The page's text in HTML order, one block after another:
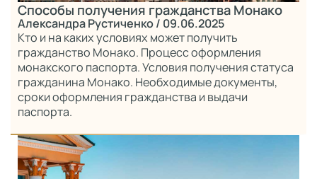
Способы получения гражданства Монако
Александра Рустиченко/ 09.06.2025
Кто и на каких условиях может получить
гражданство Монако. Процесс оформления
монакского паспорта. Условия получения статуса
гражданина Монако. Необходимые документы,
сроки оформления гражданства и выдачи
паспорта.